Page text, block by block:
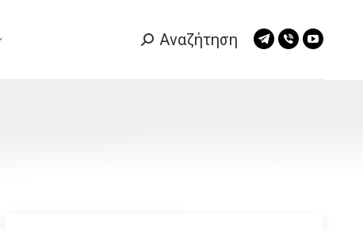
Search:
Αναζήτηση
Telegram
Viber